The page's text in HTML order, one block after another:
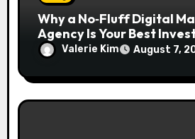
Why a No‑Fluff Digital
Agency Is Your Best
Real Growth
Valerie Kim August 7,